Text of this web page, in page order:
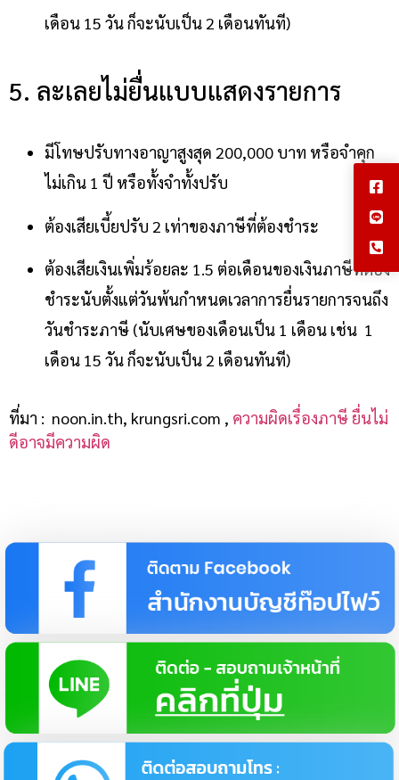
เดือน 15 วัน ก็จะนับเป็น 2 เดือนทันที)
5. ละเลยไม่ยื่นแบบแสดงรายการ
มีโทษปรับทางอาญาสูงสุด 200,000 บาท หรือจำคุก
ไม่เกิน 1 ปี หรือทั้งจำทั้งปรับ
ต้องเสียเบี้ยปรับ 2 เท่าของภาษีที่ต้องชำระ
ต้องเสียเงินเพิ่มร้อยละ 1.5 ต่อเดือนของเงินภาษีที่ต้อง
ชำระนับตั้งแต่วันพ้นกำหนดเวลาการยื่นรายการจนถึง
วันชำระภาษี (นับเศษของเดือนเป็น 1 เดือน เช่น 1
เดือน 15 วัน ก็จะนับเป็น 2 เดือนทันที)
ที่มา : noon.in.th, krungsri.com , ความผิดเรื่องภาษี ยื่นไม่
ดีอาจมีความผิด